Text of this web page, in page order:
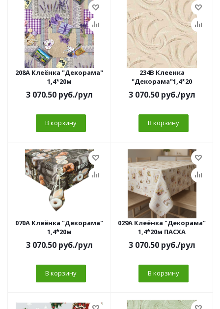
208A Клеёнка "Декорама"
1,4*20м
3 070.50руб./рул
В корзину
234B Клеенка
"Декорама"1,4*20
3 070.50руб./рул
В корзину
070A Клеёнка "Декорама"
1,4*20м
3 070.50руб./рул
В корзину
029А Клеёнка "Декорама"
1,4*20м ПАСХА
3 070.50руб./рул
В корзину